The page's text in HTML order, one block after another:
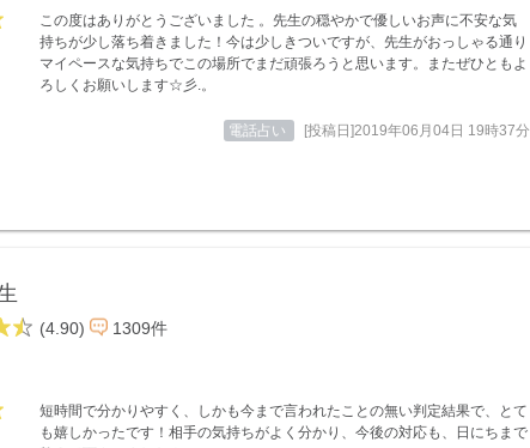
この度はありがとうございました 。先生の穏やかで優しいお声に不安な気
持ちが少し落ち着きました！今は少しきついですが、先生がおっしゃる通り
マイペースな気持ちでこの場所でまだ頑張ろうと思います。またぜひともよ
ろしくお願いします☆彡.。
電話占い [投稿日]2019年06月04日 19時37分
(4.90) 1309件
短時間で分かりやすく、しかも今まで言われたことの無い判定結果で、とて
も嬉しかったです！相手の気持ちがよく分かり、今後の対応も、日にちまで